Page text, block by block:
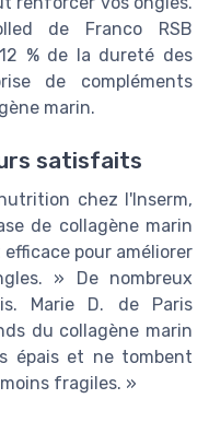
de Franco RSB
% de la dureté des
de compléments
marin.
satisfaits
chez l'Inserm,
de collagène marin
pour améliorer
» De nombreux
Marie D. de Paris
du collagène marin
épais et ne tombent
fragiles. »